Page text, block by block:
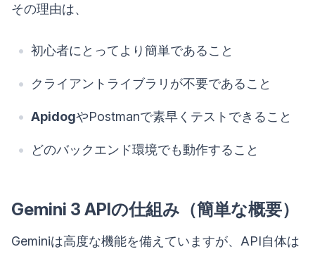
その理由は、
初心者にとってより簡単であること
クライアントライブラリが不要であること
ApidogやPostmanで素早くテストできること
どのバックエンド環境でも動作すること
Gemini 3 APIの仕組み（簡単な概要）
Geminiは高度な機能を備えていますが、API自体は